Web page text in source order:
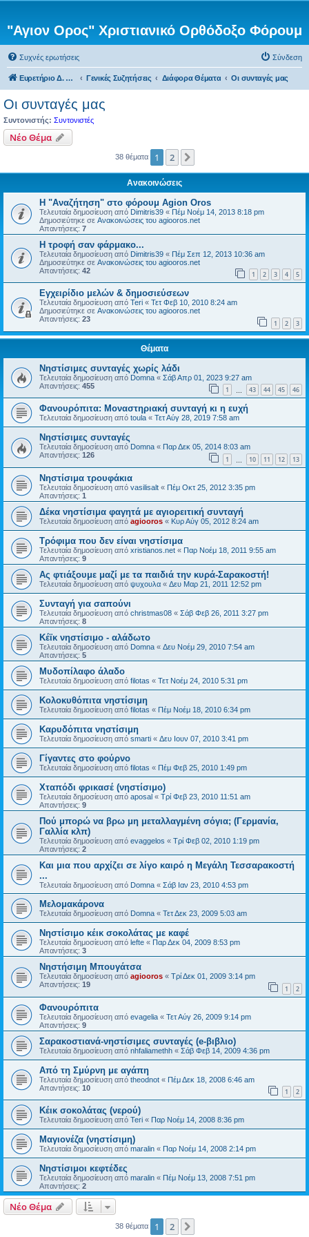
"Αγιον Ορος" Χριστιανικό Ορθόδοξο Φόρουμ
Συχνές ερωτήσεις Σύνδεση
Ευρετήριο Δ. Συζήτησης Γενικές Συζητήσεις Διάφορα Θέματα Οι συνταγές μας
Οι συνταγές μας
Συντονιστής: Συντονιστές
Νέο Θέμα
38 θέματα 1 2
Ανακοινώσεις
Η "Αναζήτηση" στο φόρουμ Agion Oros
Τελευταία δημοσίευση από Dimitris39 « Πέμ Νοέμ 14, 2013 8:18 pm
Δημοσιεύτηκε σε Ανακοινώσεις του agiooros.net
Απαντήσεις: 7
H τροφή σαν φάρμακο...
Τελευταία δημοσίευση από Dimitris39 « Πέμ Σεπ 12, 2013 10:36 am
Δημοσιεύτηκε σε Ανακοινώσεις του agiooros.net
Απαντήσεις: 42 1 2 3 4 5
Εγχειρίδιο μελών & δημοσιεύσεων
Τελευταία δημοσίευση από Teri « Τετ Φεβ 10, 2010 8:24 am
Δημοσιεύτηκε σε Ανακοινώσεις του agiooros.net
Απαντήσεις: 23 1 2 3
Θέματα
Νηστίσιμες συνταγές χωρίς λάδι
Τελευταία δημοσίευση από Domna « Σάβ Απρ 01, 2023 9:27 am
Απαντήσεις: 455 1 43 44 45 46
Φανουρόπιτα: Μοναστηριακή συνταγή κι η ευχή
Τελευταία δημοσίευση από toula « Τετ Αύγ 28, 2019 7:58 am
Νηστίσιμες συνταγές
Τελευταία δημοσίευση από Domna « Παρ Δεκ 05, 2014 8:03 am
Απαντήσεις: 126 1 10 11 12 13
Νηστίσιμα τρουφάκια
Τελευταία δημοσίευση από vasilisalt « Πέμ Οκτ 25, 2012 3:35 pm
Απαντήσεις: 1
Δέκα νηστίσιμα φαγητά με αγιορειτική συνταγή
Τελευταία δημοσίευση από agiooros « Κυρ Αύγ 05, 2012 8:24 am
Τρόφιμα που δεν είναι νηστίσιμα
Τελευταία δημοσίευση από xristianos.net « Παρ Νοέμ 18, 2011 9:55 am
Απαντήσεις: 9
Ας φτιάξουμε μαζί με τα παιδιά την κυρά-Σαρακοστή!
Τελευταία δημοσίευση από ψυχουλα « Δευ Μαρ 21, 2011 12:52 pm
Συνταγή για σαπούνι
Τελευταία δημοσίευση από christmas08 « Σάβ Φεβ 26, 2011 3:27 pm
Απαντήσεις: 8
Κέϊκ νηστίσιμο - αλάδωτο
Τελευταία δημοσίευση από Domna « Δευ Νοέμ 29, 2010 7:54 am
Απαντήσεις: 5
Μυδοπίλαφο άλαδο
Τελευταία δημοσίευση από filotas « Τετ Νοέμ 24, 2010 5:31 pm
Κολοκυθόπιτα νηστίσιμη
Τελευταία δημοσίευση από filotas « Πέμ Νοέμ 18, 2010 6:34 pm
Καρυδόπιτα νηστίσιμη
Τελευταία δημοσίευση από smarti « Δευ Ιουν 07, 2010 3:41 pm
Γίγαντες στο φούρνο
Τελευταία δημοσίευση από filotas « Πέμ Φεβ 25, 2010 1:49 pm
Χταπόδι φρικασέ (νηστίσιμο)
Τελευταία δημοσίευση από aposal « Τρί Φεβ 23, 2010 11:51 am
Απαντήσεις: 9
Πού μπορώ να βρω μη μεταλλαγμένη σόγια; (Γερμανία,
Γαλλία κλπ)
Τελευταία δημοσίευση από evaggelos « Τρί Φεβ 02, 2010 1:19 pm
Απαντήσεις: 2
Και μια που αρχίζει σε λίγο καιρό η Μεγάλη Τεσσαρακοστή
...
Τελευταία δημοσίευση από Domna « Σάβ Ιαν 23, 2010 4:53 pm
Μελομακάρονα
Τελευταία δημοσίευση από Domna « Τετ Δεκ 23, 2009 5:03 am
Νηστίσιμο κέικ σοκολάτας με καφέ
Τελευταία δημοσίευση από lefte « Παρ Δεκ 04, 2009 8:53 pm
Απαντήσεις: 3
Νηστήσιμη Μπουγάτσα
Τελευταία δημοσίευση από agiooros « Τρί Δεκ 01, 2009 3:14 pm
Απαντήσεις: 19 1 2
Φανουρόπιτα
Τελευταία δημοσίευση από evagelia « Τετ Αύγ 26, 2009 9:14 pm
Απαντήσεις: 9
Σαρακοστιανά-νηστίσιμες συνταγές (e-βιβλιο)
Τελευταία δημοσίευση από nhfaliamethh « Σάβ Φεβ 14, 2009 4:36 pm
Από τη Σμύρνη με αγάπη
Τελευταία δημοσίευση από theodnot « Πέμ Δεκ 18, 2008 6:46 am
Απαντήσεις: 10 1 2
Κέικ σοκολάτας (νερού)
Τελευταία δημοσίευση από Teri « Παρ Νοέμ 14, 2008 8:36 pm
Μαγιονέζα (νηστίσιμη)
Τελευταία δημοσίευση από maralin « Παρ Νοέμ 14, 2008 2:14 pm
Νηστίσιμοι κεφτέδες
Τελευταία δημοσίευση από maralin « Πέμ Νοέμ 13, 2008 7:51 pm
Απαντήσεις: 2
Νέο Θέμα
38 θέματα 1 2